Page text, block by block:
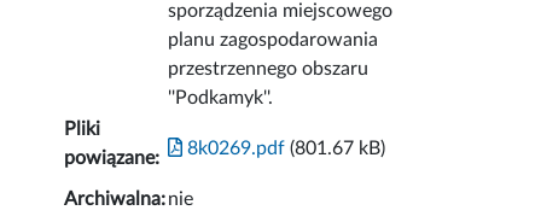
sporządzenia miejscowego
planu zagospodarowania
przestrzennego obszaru
''Podkamyk''.
Pliki
powiązane:
8k0269.pdf (801.67 kB)
Archiwalna:nie